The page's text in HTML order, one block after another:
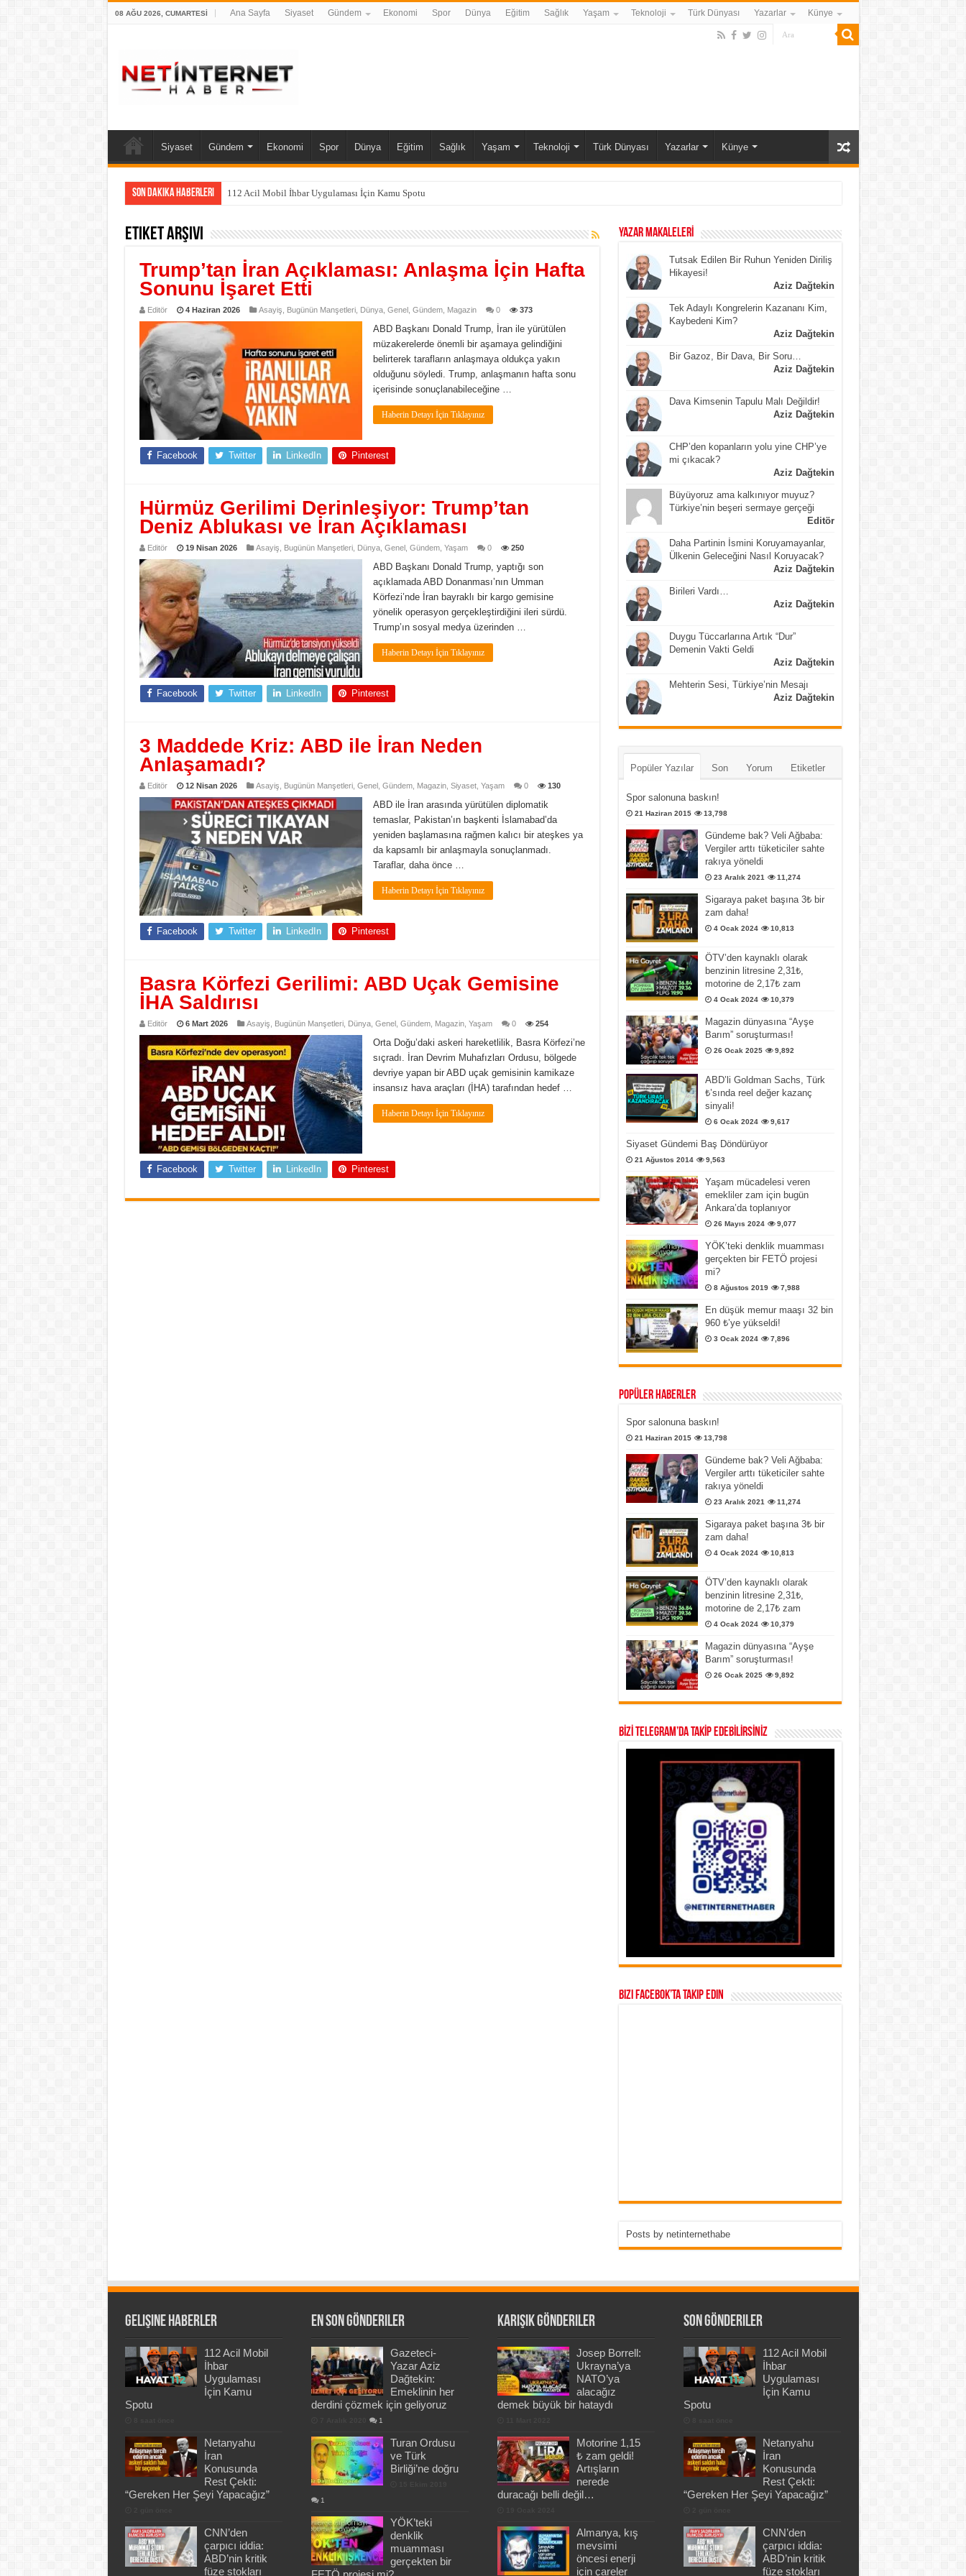
08 AĞU 2026, CUMARTESI Ana Sayfa Siyaset Gündem Ekonomi Spor Dünya Eğitim Sağlık Yaşam Teknoloji Türk Dünyası Yazarlar Künye
Siyaset Gündem Ekonomi Spor Dünya Eğitim Sağlık Yaşam Teknoloji Türk Dünyası Yazarlar Künye
Son Dakika Haberleri 112 Acil Mobil İhbar Uygulaması İçin Kamu Spotu
Etiket Arşivi
Trump’tan İran Açıklaması: Anlaşma İçin Hafta
Sonunu İşaret Etti
Editör 4 Haziran 2026 Asayiş Bugünün Manşetleri, Dünya, Genel, Gündem, Magazin 0 373
ABD Başkanı Donald Trump, İran ile yürütülen
müzakerelerde önemli bir aşamaya gelindiğini
belirterek tarafların anlaşmaya oldukça yakın
olduğunu söyledi. Trump, anlaşmanın hafta sonu
içerisinde sonuçlanabileceğine …
Haberin Detayı İçin Tıklayınız
Facebook Twitter LinkedIn Pinterest
Hürmüz Gerilimi Derinleşiyor: Trump’tan
Deniz Ablukası ve İran Açıklaması
Editör 19 Nisan 2026 Asayiş Bugünün Manşetleri, Dünya, Genel, Gündem, Yaşam 0 250
ABD Başkanı Donald Trump, yaptığı son
açıklamada ABD Donanması’nın Umman
Körfezi’nde İran bayraklı bir kargo gemisine
yönelik operasyon gerçekleştirdiğini ileri sürdü.
Trump’ın sosyal medya üzerinden …
Haberin Detayı İçin Tıklayınız
Facebook Twitter LinkedIn Pinterest
3 Maddede Kriz: ABD ile İran Neden
Anlaşamadı?
Editör 12 Nisan 2026 Asayiş Bugünün Manşetleri, Genel, Gündem, Magazin, Siyaset, Yaşam 0 130
ABD ile İran arasında yürütülen diplomatik
temaslar, Pakistan’ın başkenti İslamabad’da
yeniden başlamasına rağmen kalıcı bir ateşkes ya
da kapsamlı bir anlaşmayla sonuçlanmadı.
Taraflar, daha önce …
Haberin Detayı İçin Tıklayınız
Facebook Twitter LinkedIn Pinterest
Basra Körfezi Gerilimi: ABD Uçak Gemisine
İHA Saldırısı
Editör 6 Mart 2026 Asayiş Bugünün Manşetleri, Dünya, Genel, Gündem, Magazin, Yaşam 0 254
Orta Doğu’daki askeri hareketlilik, Basra Körfezi’ne
sıçradı. İran Devrim Muhafızları Ordusu, bölgede
devriye yapan bir ABD uçak gemisinin kamikaze
insansız hava araçları (İHA) tarafından hedef …
Haberin Detayı İçin Tıklayınız
Facebook Twitter LinkedIn Pinterest
YAZAR MAKALELERİ
Tutsak Edilen Bir Ruhun Yeniden Diriliş
Hikayesi!
Aziz Dağtekin
Tek Adaylı Kongrelerin Kazananı Kim,
Kaybedeni Kim?
Aziz Dağtekin
Bir Gazoz, Bir Dava, Bir Soru…
Aziz Dağtekin
Dava Kimsenin Tapulu Malı Değildir!
Aziz Dağtekin
CHP’den kopanların yolu yine CHP’ye
mi çıkacak?
Aziz Dağtekin
Büyüyoruz ama kalkınıyor muyuz?
Türkiye’nin beşeri sermaye gerçeği
Editör
Daha Partinin İsmini Koruyamayanlar,
Ülkenin Geleceğini Nasıl Koruyacak?
Aziz Dağtekin
Birileri Vardı…
Aziz Dağtekin
Duygu Tüccarlarına Artık “Dur”
Demenin Vakti Geldi
Aziz Dağtekin
Mehterin Sesi, Türkiye’nin Mesajı
Aziz Dağtekin
Popüler Yazılar Son Yorum Etiketler
Spor salonuna baskın!
21 Haziran 2015 13,798
Gündeme bak? Veli Ağbaba:
Vergiler arttı tüketiciler sahte
rakıya yöneldi
23 Aralık 2021 11,274
Sigaraya paket başına 3₺ bir
zam daha!
4 Ocak 2024 10,813
ÖTV’den kaynaklı olarak
benzinin litresine 2,31₺,
motorine de 2,17₺ zam
4 Ocak 2024 10,379
Magazin dünyasına “Ayşe
Barım” soruşturması!
26 Ocak 2025 9,892
ABD’li Goldman Sachs, Türk
₺’sında reel değer kazanç
sinyali!
6 Ocak 2024 9,617
Siyaset Gündemi Baş Döndürüyor
21 Ağustos 2014 9,563
Yaşam mücadelesi veren
emekliler zam için bugün
Ankara’da toplanıyor
26 Mayıs 2024 9,077
YÖK’teki denklik muamması
gerçekten bir FETÖ projesi
mi?
8 Ağustos 2019 7,988
En düşük memur maaşı 32 bin
960 ₺’ye yükseldi!
3 Ocak 2024 7,896
Popüler Haberler
Spor salonuna baskın!
21 Haziran 2015 13,798
Gündeme bak? Veli Ağbaba:
Vergiler arttı tüketiciler sahte
rakıya yöneldi
23 Aralık 2021 11,274
Sigaraya paket başına 3₺ bir
zam daha!
4 Ocak 2024 10,813
ÖTV’den kaynaklı olarak
benzinin litresine 2,31₺,
motorine de 2,17₺ zam
4 Ocak 2024 10,379
Magazin dünyasına “Ayşe
Barım” soruşturması!
26 Ocak 2025 9,892
BİZİ TELEGRAM’DA TAKİP EDEBİLİRSİNİZ
Bizi Facebok’ta takip edin
Posts by netinternethabe
Gelişine Haberler
112 Acil Mobil
İhbar
Uygulaması
İçin Kamu
Spotu
Netanyahu
İran
Konusunda
Rest Çekti:
“Gereken Her Şeyi Yapacağız”
CNN’den
çarpıcı iddia:
ABD’nin kritik
füze stokları
En Son Gönderiler
Gazeteci-
Yazar Aziz
Dağtekin:
Emeklinin her
derdini çözmek için geliyoruz
1
Turan Ordusu
ve Türk
Birliği’ne doğru
1
YÖK’teki
denklik
muamması
gerçekten bir
Karışık Gönderiler
Josep Borrell:
Ukrayna’ya
NATO’ya
alacağız
demek büyük bir hataydı
Motorine 1,15
₺ zam geldi!
Artışların
nerede
duracağı belli değil…
Almanya, kış
mevsimi
öncesi enerji
için çareler
Son Gönderiler
112 Acil Mobil
İhbar
Uygulaması
İçin Kamu
Spotu
Netanyahu
İran
Konusunda
Rest Çekti:
“Gereken Her Şeyi Yapacağız”
CNN’den
çarpıcı iddia:
ABD’nin kritik
füze stokları